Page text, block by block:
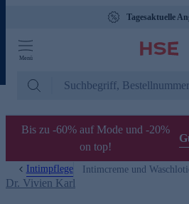
Tagesaktuelle
Menü
Bis zu -60% auf Mode und -20%
on top!
Intimpflege Intimcreme und
Dr. Vivien Karl